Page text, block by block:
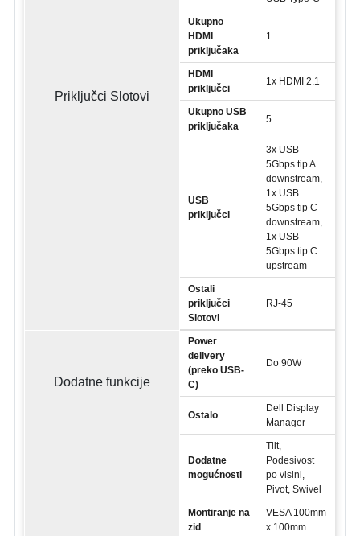
Priključci Slotovi
Ukupno
HDMI
priključaka
1
HDMI
priključci
1x HDMI 2.1
Ukupno USB
priključaka
5
USB
priključci
3x USB
5Gbps tip A
downstream,
1x USB
5Gbps tip C
downstream,
1x USB
5Gbps tip C
upstream
Ostali
priključci
Slotovi
RJ-45
Dodatne funkcije
Power
delivery
(preko USB-
C)
Do 90W
Ostalo
Dell Display
Manager
Dodatne
mogućnosti
Tilt,
Podesivost
po visini,
Pivot, Swivel
Montiranje na
zid
VESA 100mm
x 100mm